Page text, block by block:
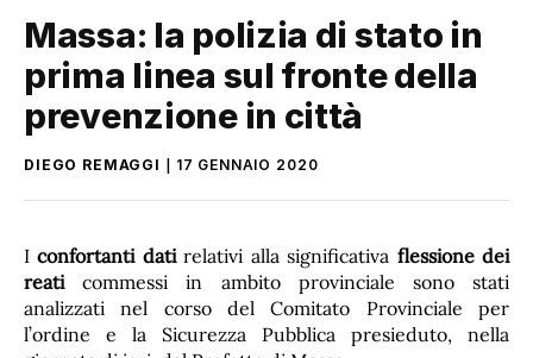
Massa: la polizia di stato in
prima linea sul fronte della
prevenzione in città
DIEGO REMAGGI 17 GENNAIO 2020
Iconfortanti datirelativi alla significativa flessione dei
reaticommessi in ambito provinciale sono stati
analizzati nel corso del Comitato Provinciale per
l’ordine e la Sicurezza Pubblica presieduto, nella